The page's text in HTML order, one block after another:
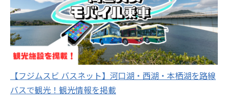
【フジムスビ バスネット】河口湖・西湖・本栖湖を路線
バスで観光！観光情報を掲載